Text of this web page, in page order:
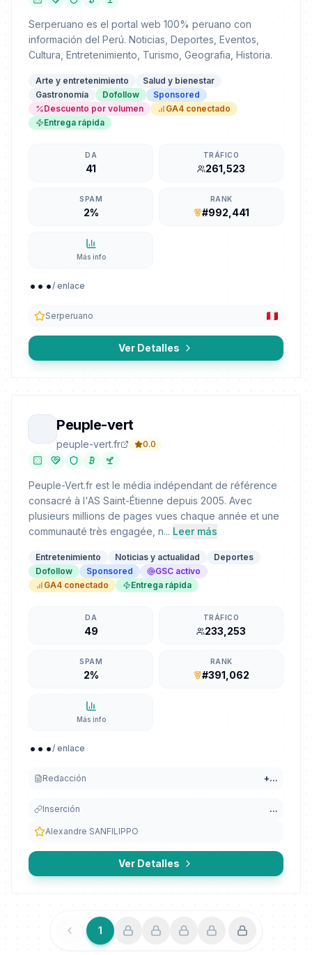
Serperuano es el portal web 100% peruano con
información del Perú. Noticias, Deportes, Eventos,
Cultura, Entretenimiento, Turismo, Geografia, Historia.
Arte y entretenimiento
Salud y bienestar
Gastronomía
Dofollow
Sponsored
Descuento por volumen
GA4 conectado
Entrega rápida
DA
41
TRÁFICO
261,523
SPAM
2%
RANK
#992,441
Más info
.../ enlace
Serperuano
Ver Detalles
Peuple-vert
peuple-vert.fr 0.0
Peuple-Vert.fr est le média indépendant de référence
consacré à l'AS Saint-Étienne depuis 2005. Avec
plusieurs millions de pages vues chaque année et une
communauté très engagée, n... Leer más
Entretenimiento Noticias y actualidad
Deportes
Dofollow
Sponsored
GSC activo
GA4 conectado
Entrega rápida
DA
49
TRÁFICO
233,253
SPAM
2%
RANK
#391,062
Más info
.../ enlace
Redacción +...
Inserción ...
Alexandre SANFILIPPO
Ver Detalles
Anterior
1 Siguiente